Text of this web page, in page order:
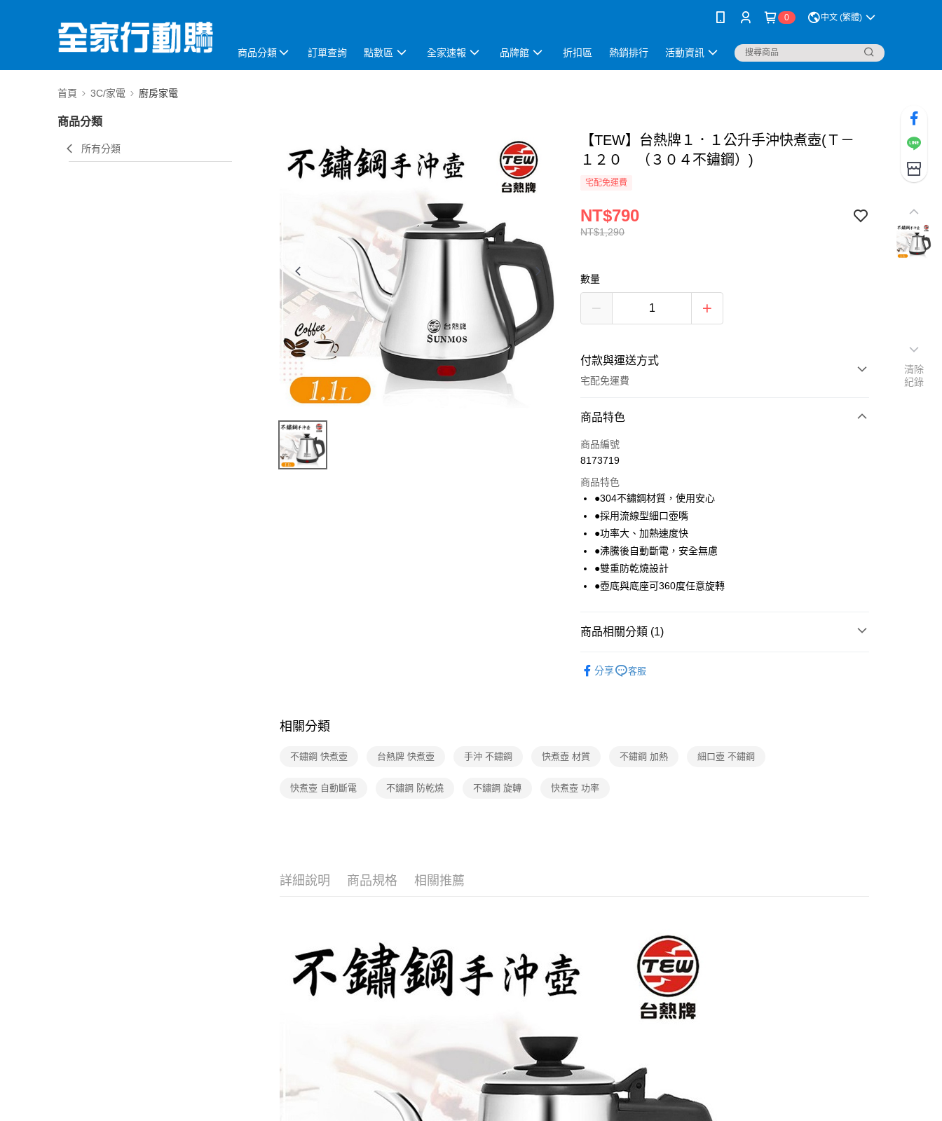
0 中文 (繁體)
商品分類 訂單查詢 點數區 全家速報 品牌館 折扣區 熱銷排行 活動資訊
首頁 3C/家電 廚房家電
商品分類
所有分類
【TEW】台熱牌１．１公升手沖快煮壺(Ｔ－
１２０ （３０４不鏽鋼）)
宅配免運費
NT$1,290
NT$790
數量
付款與運送方式
宅配免運費
付款方式
全家線上支付
運送方式
本島宅配-活動商品
免運費
離島宅配-常溫商品
商品特色
商品編號
8173719
商品特色
●304不鏽鋼材質，使用安心
●採用流線型細口壺嘴
●功率大、加熱速度快
●沸騰後自動斷電，安全無慮
●雙重防乾燒設計
●壺底與底座可360度任意旋轉
商品相關分類 (1)
分享
客服
相關分類
不鏽鋼 快煮壺 台熱牌 快煮壺 手沖 不鏽鋼 快煮壺 材質 不鏽鋼 加熱 細口壺 不鏽鋼
快煮壺 自動斷電 不鏽鋼 防乾燒 不鏽鋼 旋轉 快煮壺 功率
詳細說明 商品規格 相關推薦
清除
紀錄